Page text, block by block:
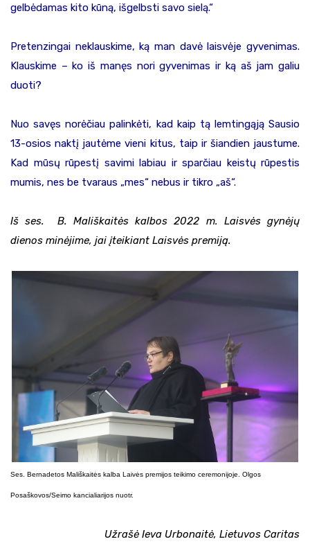
gelbėdamas kito kūną, išgelbsti savo sielą.“
Pretenzingai neklauskime, ką man davė laisvėje gyvenimas.
Klauskime – ko iš manęs nori gyvenimas ir ką aš jam galiu
duoti?
Nuo savęs norėčiau palinkėti, kad kaip tą lemtingąją Sausio
13-osios naktį jautėme vieni kitus, taip ir šiandien jaustume.
Kad mūsų rūpestį savimi labiau ir sparčiau keistų rūpestis
mumis, nes be tvaraus „mes“ nebus ir tikro „aš“.
Iš ses. B. Mališkaitės kalbos 2022 m. Laisvės gynėjų
dienos minėjime, jai įteikiant Laisvės premiją.
Ses. Bernadetos Mališkaitės kalba Laivės premijos teikimo ceremonijoje. Olgos
Posaškovos/Seimo kancialiarijos nuotr.
Užrašė Ieva Urbonaitė, Lietuvos Caritas